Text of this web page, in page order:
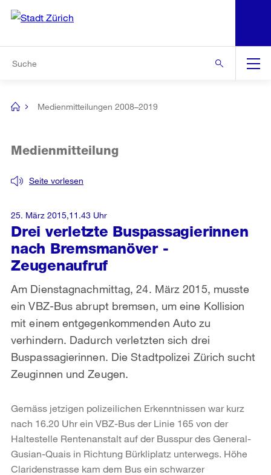
Navigation
[no
Medienmitteilungen 2008–2019
Drei verletzte Buspassagierinnen
nach Bremsmanöver -
Zeugenaufruf
Seite vorlesen
Medienmitteilung
Am Dienstagnachmittag, 24. März 2015, musste
ein VBZ-Bus abrupt bremsen, um eine Kollision
mit einem entgegenkommenden Auto zu
verhindern. Dadurch verletzten sich drei
Buspassagierinnen. Die Stadtpolizei Zürich sucht
Zeuginnen und Zeugen.
25. März 2015,11.43 Uhr
Gemäss jetzigen polizeilichen Erkenntnissen war kurz
nach 16.20 Uhr ein VBZ-Bus der Linie 165 von der
Haltestelle Rentenanstalt auf der Busspur des General-
Gusian-Quais in Richtung Bürkliplatz unterwegs. Höhe
Claridenstrasse kam dem Bus ein schwarzer